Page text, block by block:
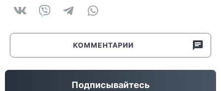
КОММЕНТАРИИ
Подписывайтесь